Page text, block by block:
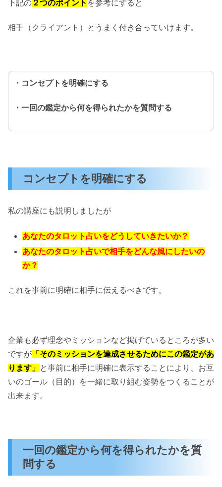
下記の ２つのポイント を参考にすると
相手（クライアント）とうまく付き合っていけます。
・コンセプトを明確にする
・一回の鑑定から何を得られたかを質問する
コンセプトを明確にする
私の講座にも説明しましたが
あなたのタロット占いをどうしていきたいか？
あなたのタロット占いで相手をどんな風にしたいの
か？
これを事前に明確に相手に伝えるべきです。
企業も必ず理念やミッションなど掲げているところが多い
ですが 「そのミッションを達成させるためにこの鑑定があ
ります」 と事前に相手に明確に表示することにより、お互
いのゴール（目的）を一緒に取り組む姿勢をつくることが
出来ます。
一回の鑑定から何を得られたかを質
問する